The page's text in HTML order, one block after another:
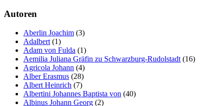
Autoren
Aberlin Joachim (3)
Adalbert (1)
Adam von Fulda (1)
Aemilia Juliana Gräfin zu Schwarzburg-Rudolstadt (16)
Agricola Johann (4)
Alber Erasmus (28)
Albert Heinrich (7)
Albertini Johannes Baptista von (40)
Albinus Johann Georg (2)